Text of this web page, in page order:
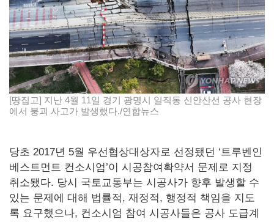
[땅집고] 지난 4월 11일 경기 광명시 일직동 신안산선 공사 현장
에서 붕괴 사고가 발생했다./연합뉴스
당초 2017년 5월 우선협상대상자로 선정됐던 ‘트루벤인
베스트먼트 컨소시엄’이 시공참여확약서 문제로 지정
취소됐다. 당시 국토교통부는 시공사가 향후 발생할 수
있는 문제에 대해 법률적, 재정적, 행정적 책임을 지도
록 요구했으나, 컨소시엄 참여 시공사들은 공사 도급계